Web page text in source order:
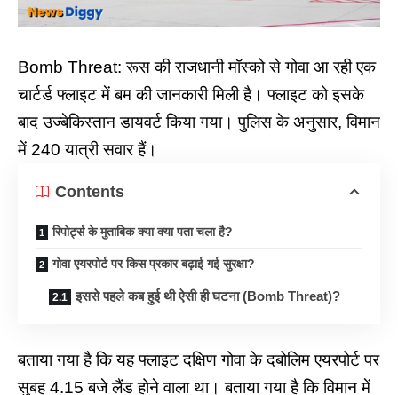
Bomb Threat: रूस की राजधानी मॉस्को से गोवा आ रही एक
चार्टर्ड फ्लाइट में बम की जानकारी मिली है। फ्लाइट को इसके
बाद उज्बेकिस्तान डायवर्ट किया गया। पुलिस के अनुसार, विमान
में 240 यात्री सवार हैं।
Contents
रिपोर्ट्स के मुताबिक क्या क्या पता चला है?
गोवा एयरपोर्ट पर किस प्रकार बढ़ाई गई सुरक्षा?
इससे पहले कब हुई थी ऐसी ही घटना (Bomb Threat)?
बताया गया है कि यह फ्लाइट दक्षिण गोवा के दबोलिम एयरपोर्ट पर
सुबह 4.15 बजे लैंड होने वाला था। बताया गया है कि विमान में